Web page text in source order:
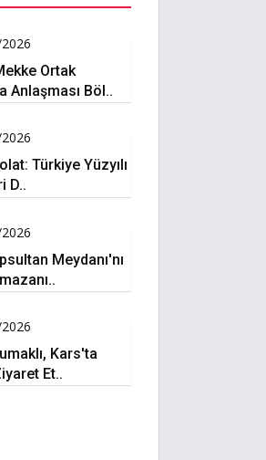
Ortak
Anlaşması Böl..
Türkiye Yüzyılı
D..
Meydanı'nı
Kars'ta
Et..